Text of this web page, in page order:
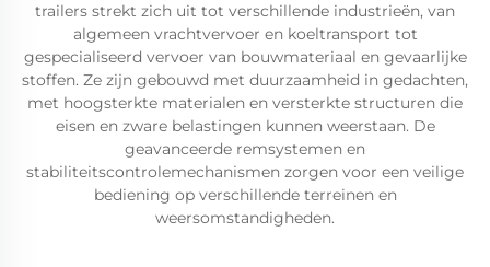
trailers strekt zich uit tot verschillende industrieën, van
algemeen vrachtvervoer en koeltransport tot
gespecialiseerd vervoer van bouwmateriaal en gevaarlijke
stoffen. Ze zijn gebouwd met duurzaamheid in gedachten,
met hoogsterkte materialen en versterkte structuren die
eisen en zware belastingen kunnen weerstaan. De
geavanceerde remsystemen en
stabiliteitscontrolemechanismen zorgen voor een veilige
bediening op verschillende terreinen en
weersomstandigheden.